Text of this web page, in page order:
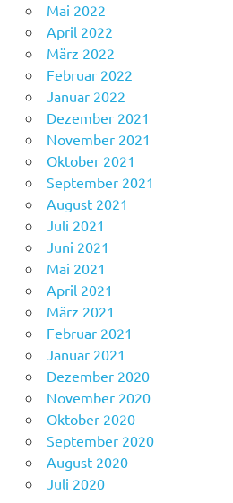
Mai 2022
April 2022
März 2022
Februar 2022
Januar 2022
Dezember 2021
November 2021
Oktober 2021
September 2021
August 2021
Juli 2021
Juni 2021
Mai 2021
April 2021
März 2021
Februar 2021
Januar 2021
Dezember 2020
November 2020
Oktober 2020
September 2020
August 2020
Juli 2020